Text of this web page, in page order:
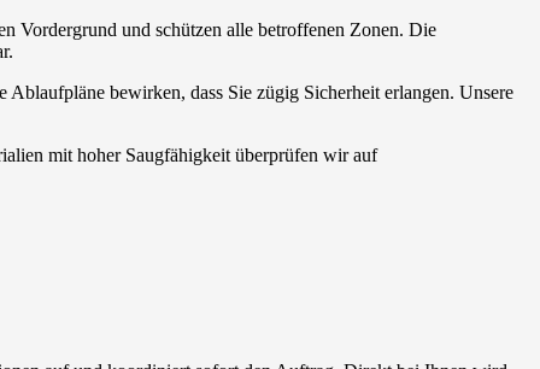
Vordergrund und schützen alle betroffenen Zonen. Die
bewirken, dass Sie zügig Sicherheit erlangen. Unsere
mit hoher Saugfähigkeit überprüfen wir auf